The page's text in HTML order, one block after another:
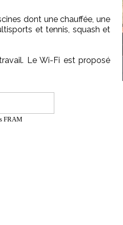
dont une chauffée, une
et tennis, squash et
Le Wi-Fi est proposé
FRAM